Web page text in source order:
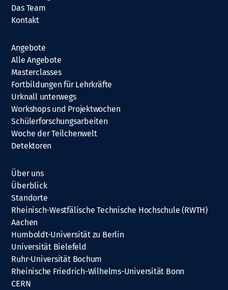
Das Team
Kontakt
Angebote
Alle Angebote
Masterclasses
Fortbildungen für Lehrkräfte
Urknall unterwegs
Workshops und Projektwochen
Schülerforschungsarbeiten
Woche der Teilchenwelt
Detektoren
Über uns
Überblick
Standorte
Rheinisch-Westfälische Technische Hochschule (RWTH)
Aachen
Humboldt-Universität zu Berlin
Universität Bielefeld
Ruhr-Universität Bochum
Rheinische Friedrich-Wilhelms-Universität Bonn
CERN